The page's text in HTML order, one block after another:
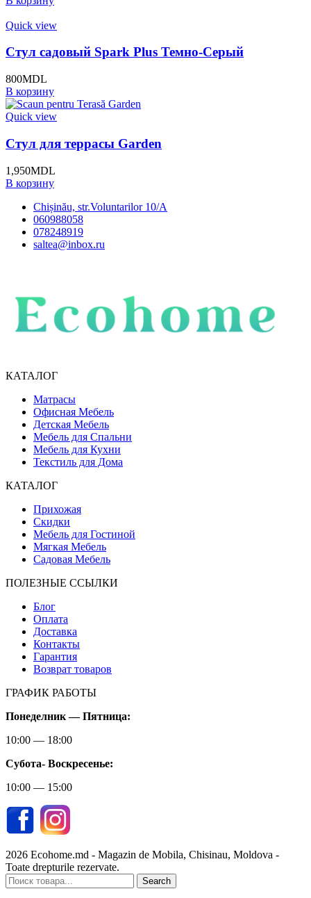
Quick view
Стул садовый Spark Plus Темно-Серый
800MDL
В корзину
Quick view
Стул для террасы Garden
1,950MDL
В корзину
Chișinău, str.Voluntarilor 10/A
060988058
078248919
saltea@inbox.ru
КАТАЛОГ
Матрасы
Офисная Мебель
Детская Мебель
Мебель для Спальни
Мебель для Кухни
Текстиль для Дома
КАТАЛОГ
Прихожая
Скидки
Мебель для Гостиной
Мягкая Мебель
Садовая Мебель
ПОЛЕЗНЫЕ ССЫЛКИ
Блог
Оплата
Доставка
Контакты
Гарантия
Возврат товаров
ГРАФИК РАБОТЫ
Понеделник — Пятница:
10:00 — 18:00
Субота- Воскресенье:
10:00 — 15:00
2026 Ecohome.md - Magazin de Mobila, Chisinau, Moldova -
Toate drepturile rezervate.
Search